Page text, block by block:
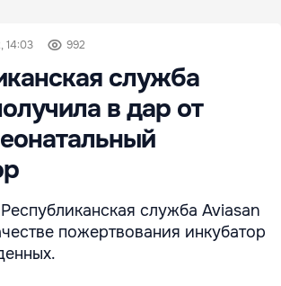
14:03 992
служба
в дар от
служба Aviasan
пожертвования инкубатор